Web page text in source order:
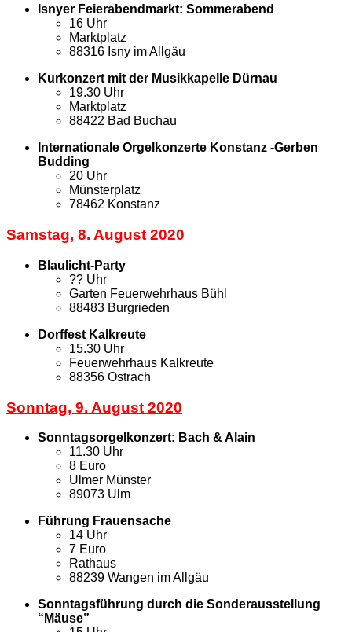
Isnyer Feierabendmarkt: Sommerabend
16 Uhr
Marktplatz
88316 Isny im Allgäu
Kurkonzert mit der Musikkapelle Dürnau
19.30 Uhr
Marktplatz
88422 Bad Buchau
Internationale Orgelkonzerte Konstanz -Gerben
Budding
20 Uhr
Münsterplatz
78462 Konstanz
Samstag, 8. August 2020
Blaulicht-Party
?? Uhr
Garten Feuerwehrhaus Bühl
88483 Burgrieden
Dorffest Kalkreute
15.30 Uhr
Feuerwehrhaus Kalkreute
88356 Ostrach
Sonntag, 9. August 2020
Sonntagsorgelkonzert: Bach & Alain
11.30 Uhr
8 Euro
Ulmer Münster
89073 Ulm
Führung Frauensache
14 Uhr
7 Euro
Rathaus
88239 Wangen im Allgäu
Sonntagsführung durch die Sonderausstellung
“Mäuse”